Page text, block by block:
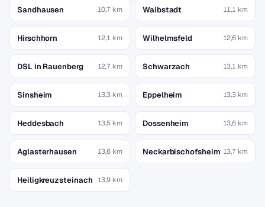
Sandhausen 10,7 km Waibstadt 11,1 km
Hirschhorn 12,1 km Wilhelmsfeld 12,6 km
DSL in Rauenberg 12,7 km Schwarzach 13,1 km
Sinsheim 13,3 km Eppelheim 13,3 km
Heddesbach 13,5 km Dossenheim 13,6 km
Aglasterhausen 13,6 km Neckarbischofsheim 13,7 km
Heiligkreuzsteinach 13,9 km